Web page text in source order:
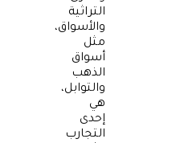
التراثية
والأسواق،
مثل
أسواق
الذهب
والتوابل،
هي
إحدى
التجارب